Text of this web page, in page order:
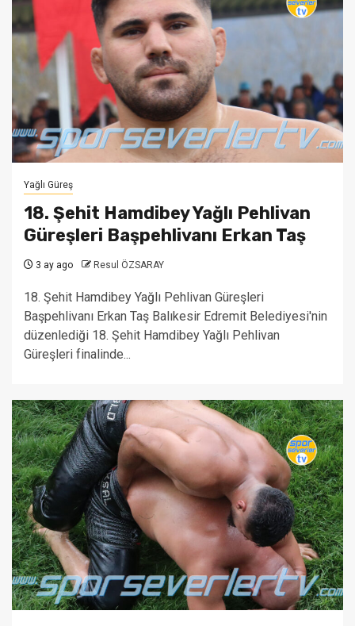
Yağlı Güreş
18. Şehit Hamdibey Yağlı Pehlivan
Güreşleri Başpehlivanı Erkan Taş
3 ay ago Resul ÖZSARAY
18. Şehit Hamdibey Yağlı Pehlivan Güreşleri
Başpehlivanı Erkan Taş Balıkesir Edremit Belediyesi'nin
düzenlediği 18. Şehit Hamdibey Yağlı Pehlivan
Güreşleri finalinde...